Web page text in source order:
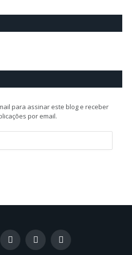
para assinar este blog e receber
por email.
X
(Twitter)
InstagramLinkedIn